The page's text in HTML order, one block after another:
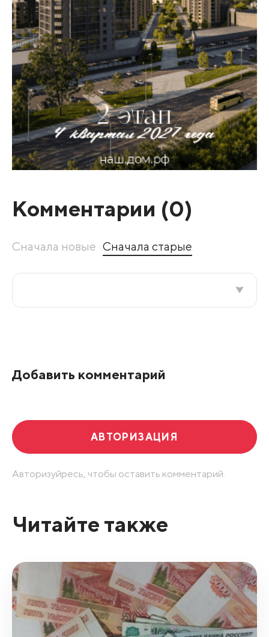
Комментарии (0)
Сначала новые Сначала старые
Добавить комментарий
АВТОРИЗАЦИЯ
Авторизуйресь, чтобы оставить комментарий.
Читайте также